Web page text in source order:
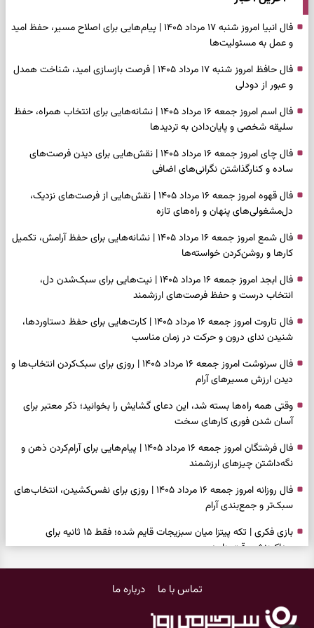
فال انبیا امروز شنبه ۱۷ مرداد ۱۴۰۵ | پیام‌هایی برای اصلاح مسیر، حفظ امید
و عمل به مسئولیت‌ها
فال حافظ امروز شنبه ۱۷ مرداد ۱۴۰۵ | فرصت بازسازی امید، شناخت همدل
و عبور از دودلی
فال اسم امروز جمعه ۱۶ مرداد ۱۴۰۵ | نشانه‌هایی برای انتخاب همراه، حفظ
سلیقه شخصی و پایان‌دادن به تردیدها
فال چای امروز جمعه ۱۶ مرداد ۱۴۰۵ | نقش‌هایی برای دیدن فرصت‌های
ساده و کنارگذاشتن نگرانی‌های اضافی
فال قهوه امروز جمعه ۱۶ مرداد ۱۴۰۵ | نقش‌هایی از فرصت‌های نزدیک،
دل‌مشغولی‌های پنهان و راه‌های تازه
فال شمع امروز جمعه ۱۶ مرداد ۱۴۰۵ | نشانه‌هایی برای حفظ آرامش، تکمیل
کارها و روشن‌کردن خواسته‌ها
فال ابجد امروز جمعه ۱۶ مرداد ۱۴۰۵ | نیت‌هایی برای سبک‌شدن دل،
انتخاب درست و حفظ فرصت‌های ارزشمند
فال تاروت امروز جمعه ۱۶ مرداد ۱۴۰۵ | کارت‌هایی برای حفظ دستاوردها،
شنیدن ندای درون و حرکت در زمان مناسب
فال سرنوشت امروز جمعه ۱۶ مرداد ۱۴۰۵ | روزی برای سبک‌کردن انتخاب‌ها و
دیدن ارزش مسیرهای آرام
وقتی همه راه‌ها بسته شد، این دعای گشایش را بخوانید؛ ذکر معتبر برای
آسان شدن فوری کارهای سخت
فال فرشتگان امروز جمعه ۱۶ مرداد ۱۴۰۵ | پیام‌هایی برای آرام‌کردن ذهن و
نگه‌داشتن چیزهای ارزشمند
فال روزانه امروز جمعه ۱۶ مرداد ۱۴۰۵ | روزی برای نفس‌کشیدن، انتخاب‌های
سبک‌تر و جمع‌بندی آرام
بازی فکری | تکه پیتزا میان سبزیجات قایم شده؛ فقط ۱۵ ثانیه برای
پیداکردنش وقت دارید
سنجیده و رهاشدن از انتظارهای بی‌نتیجه
طرز تهیه کوکو سبزی مجلسی | سبز، خوش‌عطر و برش‌خورده
تماس با ما درباره ما